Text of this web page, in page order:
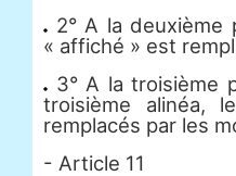
2° A la deuxième
« affiché » est
3° A la troisième
troisième alinéa,
remplacés par les
- Article 11